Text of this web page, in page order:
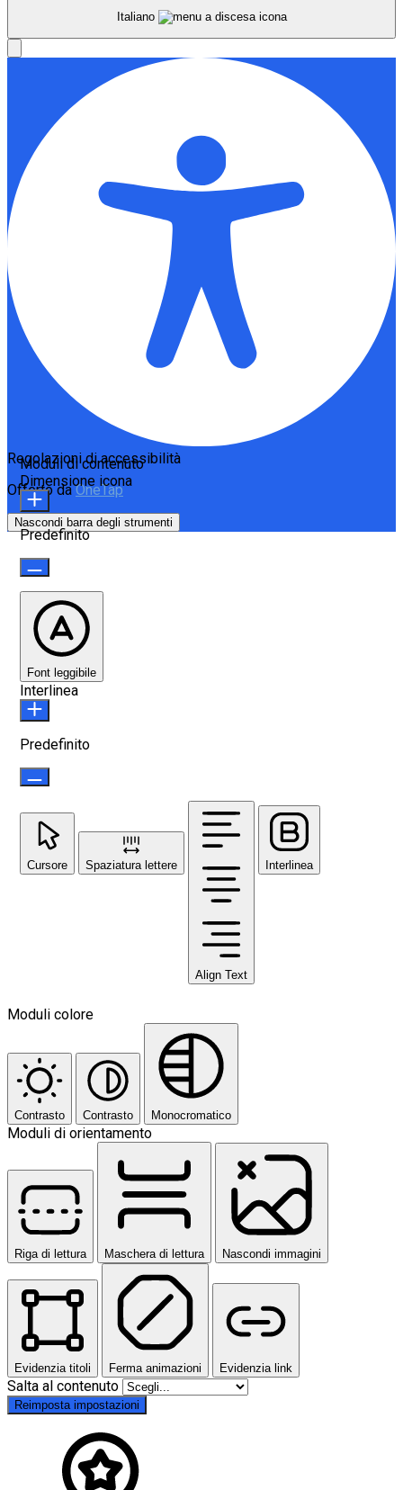
Italiano
Regolazioni di accessibilità
Offerto daOneTap
Nascondi barra degli strumenti
Moduli di contenuto
Dimensione icona
Predefinito
Font leggibile
Interlinea
Predefinito
Cursore Spaziatura lettere
Align Text
Interlinea
Moduli colore
Contrasto Contrasto Monocromatico
Moduli di orientamento
Riga di lettura Maschera di lettura Nascondi immagini
Evidenzia titoli Ferma animazioni Evidenzia link
Salta al contenuto
Reimposta impostazioni